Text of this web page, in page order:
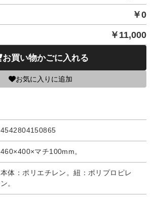
￥0
￥ 11,000
お買い物かごに入れる
お気に入りに追加
4542804150865
460×400×マチ100mm。
本体：ポリエチレン。紐：ポリプロピレ
ン。